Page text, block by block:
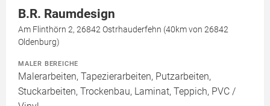
B.R. Raumdesign
Am Flinthörn 2, 26842 Ostrhauderfehn (40km von 26842
Oldenburg)
MALER BEREICHE
Malerarbeiten, Tapezierarbeiten, Putzarbeiten,
Stuckarbeiten, Trockenbau, Laminat, Teppich, PVC /